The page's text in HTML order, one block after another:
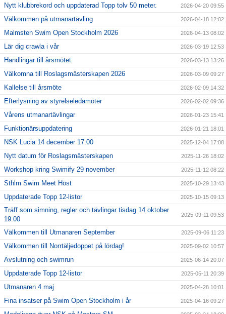
Nytt klubbrekord och uppdaterad Topp tolv 50 meter. 2026-04-20 09:55
Välkommen på utmanartävling 2026-04-18 12:02
Malmsten Swim Open Stockholm 2026 2026-04-13 08:02
Lär dig crawla i vår 2026-03-19 12:53
Handlingar till årsmötet 2026-03-13 13:26
Välkomna till Roslagsmästerskapen 2026 2026-03-09 09:27
Kallelse till årsmöte 2026-02-09 14:32
Efterlysning av styrelseledamöter 2026-02-02 09:36
Vårens utmanartävlingar 2026-01-23 15:41
Funktionärsuppdatering 2026-01-21 18:01
NSK Lucia 14 december 17:00 2025-12-04 17:08
Nytt datum för Roslagsmästerskapen 2025-11-26 18:02
Workshop kring Swimify 29 november 2025-11-12 08:22
Sthlm Swim Meet Höst 2025-10-29 13:43
Uppdaterade Topp 12-listor 2025-10-15 09:13
Träff som simning, regler och tävlingar tisdag 14 oktober
19:00
2025-09-11 09:53
Välkommen till Utmanaren September 2025-09-06 11:23
Välkommen till Norrtäljedoppet på lördag! 2025-09-02 10:57
Avslutning och swimrun 2025-06-14 20:07
Uppdaterade Topp 12-listor 2025-05-11 20:39
Utmanaren 4 maj 2025-04-28 10:01
Fina insatser på Swim Open Stockholm i år 2025-04-16 09:27